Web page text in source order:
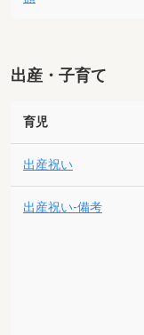
出産・子育て
育児
出産祝い
出産祝い-備考